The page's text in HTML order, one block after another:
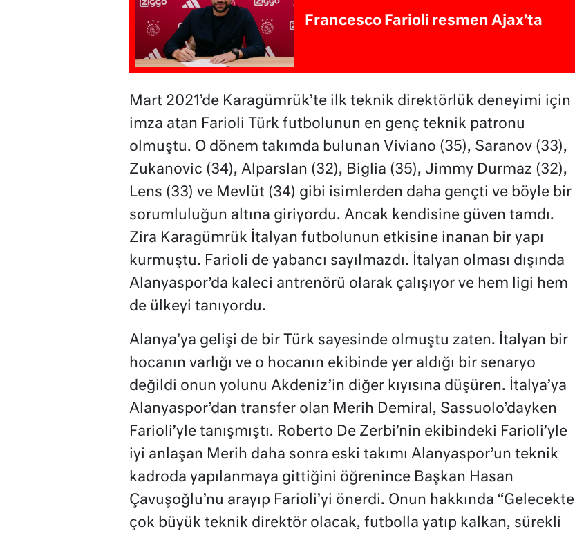
Francesco Farioli resmen Ajax’ta
Mart 2021’de Karagümrük’te ilk teknik direktörlük deneyimi için
imza atan Farioli Türk futbolunun en genç teknik patronu
olmuştu. O dönem takımda bulunan Viviano (35), Saranov (33),
Zukanovic (34), Alparslan (32), Biglia (35), Jimmy Durmaz (32),
Lens (33) ve Mevlüt (34) gibi isimlerden daha gençti ve böyle bir
sorumluluğun altına giriyordu. Ancak kendisine güven tamdı.
Zira Karagümrük İtalyan futbolunun etkisine inanan bir yapı
kurmuştu. Farioli de yabancı sayılmazdı. İtalyan olması dışında
Alanyaspor’da kaleci antrenörü olarak çalışıyor ve hem ligi hem
de ülkeyi tanıyordu.
Alanya’ya gelişi de bir Türk sayesinde olmuştu zaten. İtalyan bir
hocanın varlığı ve o hocanın ekibinde yer aldığı bir senaryo
değildi onun yolunu Akdeniz’in diğer kıyısına düşüren. İtalya’ya
Alanyaspor’dan transfer olan Merih Demiral, Sassuolo’dayken
Farioli’yle tanışmıştı. Roberto De Zerbi’nin ekibindeki Farioli’yle
iyi anlaşan Merih daha sonra eski takımı Alanyaspor’un teknik
kadroda yapılanmaya gittiğini öğrenince Başkan Hasan
Çavuşoğlu’nu arayıp Farioli’yi önerdi. Onun hakkında “Gelecekte
çok büyük teknik direktör olacak, futbolla yatıp kalkan, sürekli